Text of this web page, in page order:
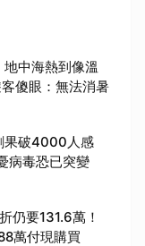
中海熱到像溫
傻眼：無法消暑
果破4000人感
毒恐已突變
仍要131.6萬！
萬付現購買